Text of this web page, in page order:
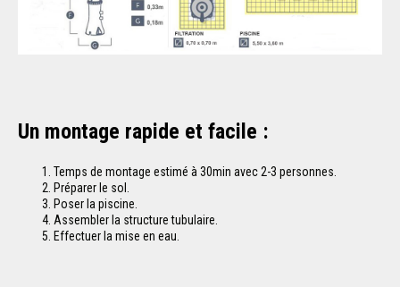
Un montage rapide et facile :
Temps de montage estimé à 30min avec 2-3 personnes.
Préparer le sol.
Poser la piscine.
Assembler la structure tubulaire.
Effectuer la mise en eau.